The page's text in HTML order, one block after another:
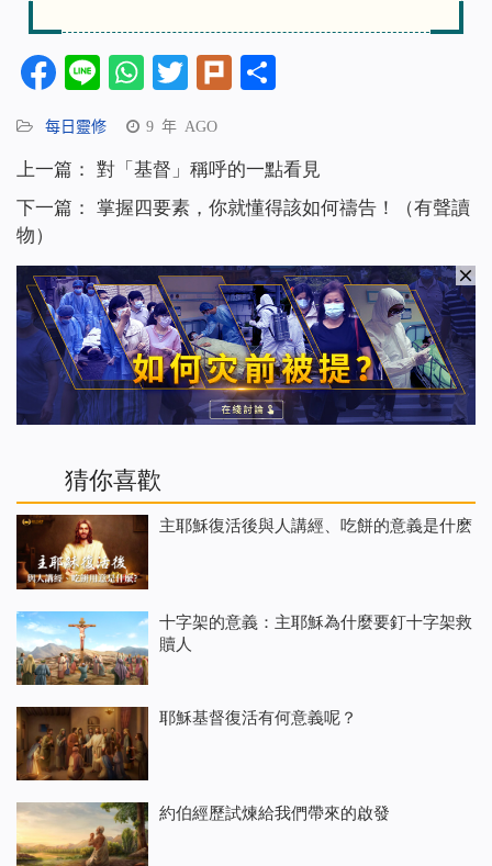
Facebook
LineWhatsApp
Twitter
Plurk
每日靈修 9 年 AGO
上一篇： 對「基督」稱呼的一點看見
下一篇： 掌握四要素，你就懂得該如何禱告！（有聲讀
物）
猜你喜歡
主耶穌復活後與人講經、吃餅的意義是什麽
十字架的意義：主耶穌為什麼要釘十字架救
贖人
耶穌基督復活有何意義呢？
約伯經歷試煉給我們帶來的啟發